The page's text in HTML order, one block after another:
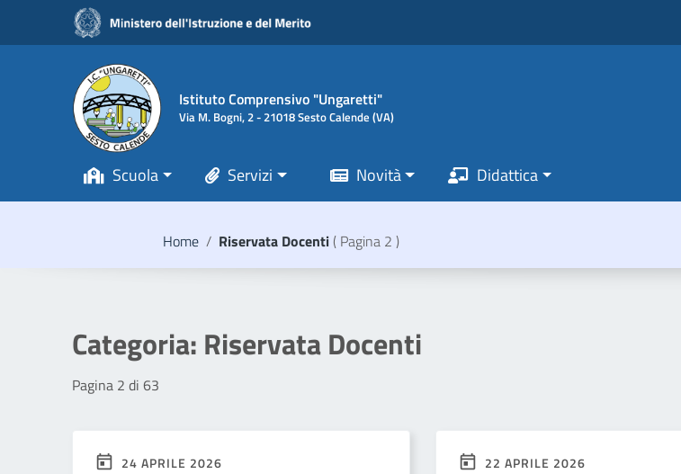
Vai ai contenuti
Vai al menu di navigazione
Vai al footer
Istituto Comprensivo "Ungaretti"
Via M. Bogni, 2 - 21018 Sesto Calende (VA)
Scuola Servizi Novità Didattica
Home / Riservata Docenti ( Pagina 2 )
Categoria: Riservata Docenti
Pagina 2 di 63
24 APRILE 2026 22 APRILE 2026